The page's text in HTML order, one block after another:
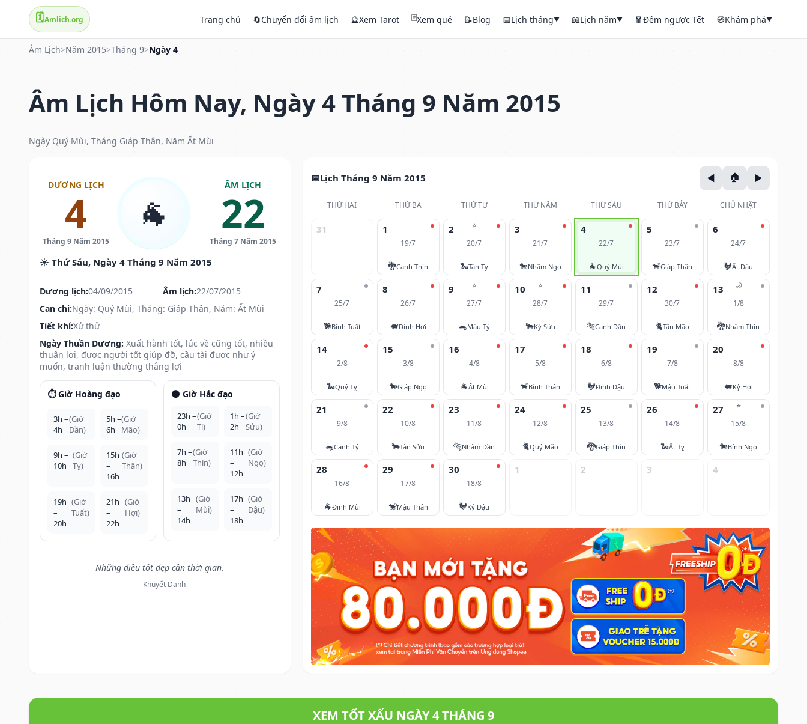
🗓️Amlich.org Trang chủ 🔄Chuyển đổi âm lịch 🔮Xem Tarot 🃏Xem quẻ 📝Blog 📅Lịch tháng▼ 📖Lịch năm▼ 🧧Đếm ngược Tết 🧭Khám phá▼
Âm Lịch>Năm 2015>Tháng 9>Ngày 4
Âm Lịch Hôm Nay, Ngày 4 Tháng 9 Năm 2015
Ngày Quý Mùi, Tháng Giáp Thân, Năm Ất Mùi
DƯƠNG LỊCH
4
Tháng 9 Năm 2015
🐐
ÂM LỊCH
22
Tháng 7 Năm 2015
☀️ Thứ Sáu, Ngày 4 Tháng 9 Năm 2015
Dương lịch:04/09/2015 Âm lịch:22/07/2015
Can chi:Ngày: Quý Mùi, Tháng: Giáp Thân, Năm: Ất Mùi
Tiết khí:Xử thử
Ngày Thuần Dương: Xuất hành tốt, lúc về cũng tốt, nhiều
thuận lợi, được người tốt giúp đỡ, cầu tài được như ý
muốn, tranh luận thường thắng lợi
⏱️ Giờ Hoàng đạo
3h –
4h
(Giờ
Dần)
5h –
6h
(Giờ
Mão)
9h –
10h
(Giờ
Tỵ)
15h
–
16h
(Giờ
Thân)
19h
–
20h
(Giờ
Tuất)
21h
–
22h
(Giờ
Hợi)
🌑 Giờ Hắc đạo
23h –
0h
(Giờ
Tí)
1h –
2h
(Giờ
Sửu)
7h –
8h
(Giờ
Thìn)
11h
–
12h
(Giờ
Ngọ)
13h
–
14h
(Giờ
Mùi)
17h
–
18h
(Giờ
Dậu)
Những điều tốt đẹp cần thời gian.
— Khuyết Danh
Lịch Tháng 9 Năm 2015
THỨ HAI THỨ BA THỨ TƯ THỨ NĂM THỨ SÁU THỨ BẢY CHỦ NHẬT
31 1
19/7
🐉Canh Thìn
⭐
2
20/7
🐍Tân Tỵ
3
21/7
🐎Nhâm Ngọ
4
22/7
🐐Quý Mùi
5
23/7
🐒Giáp Thân
6
24/7
🐓Ất Dậu
7
25/7
🐕Bính Tuất
8
26/7
🐖Đinh Hợi
⭐
9
27/7
🐀Mậu Tý
⭐
10
28/7
🐂Kỷ Sửu
11
29/7
🐅Canh Dần
12
30/7
🐈Tân Mão
🌙
13
1/8
🐉Nhâm Thìn
14
2/8
🐍Quý Tỵ
15
3/8
🐎Giáp Ngọ
16
4/8
🐐Ất Mùi
17
5/8
🐒Bính Thân
18
6/8
🐓Đinh Dậu
19
7/8
🐕Mậu Tuất
20
8/8
🐖Kỷ Hợi
21
9/8
🐀Canh Tý
22
10/8
🐂Tân Sửu
23
11/8
🐅Nhâm Dần
24
12/8
🐈Quý Mão
25
13/8
🐉Giáp Thìn
26
14/8
🐍Ất Tỵ
⭐
27
15/8
🐎Bính Ngọ
28
16/8
🐐Đinh Mùi
29
17/8
🐒Mậu Thân
30
18/8
🐓Kỷ Dậu
1 2 3 4
XEM TỐT XẤU NGÀY 4 THÁNG 9